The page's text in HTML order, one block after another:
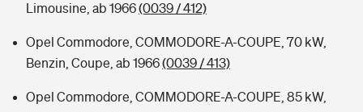
Limousine, ab 1966(0039 / 412)
Opel Commodore, COMMODORE-A-COUPE, 70 kW,
Benzin, Coupe, ab 1966(0039 / 413)
Opel Commodore, COMMODORE-A-COUPE, 85 kW,